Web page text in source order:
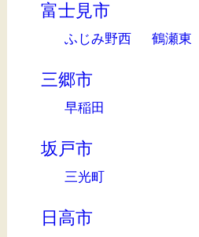
富士見市
ふじみ野西 鶴瀬東
三郷市
早稲田
坂戸市
三光町
日高市